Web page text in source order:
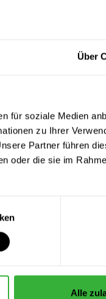
Über
für soziale Medien
zu Ihrer
Partner führen
oder die sie im
Alle
dauerhafter Glanz
Klarlack bedingt
Verbrauch ist dabei
Weitere Infos